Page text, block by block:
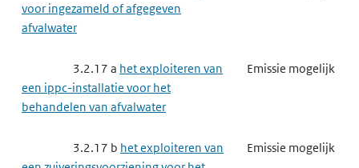
voor ingezameld of afgegeven
afvalwater
3.2.17 a het exploiteren van
een ippc-installatie voor het
behandelen van afvalwater
Emissie mogelijk
3.2.17 b het exploiteren van
Emissie mogelijk